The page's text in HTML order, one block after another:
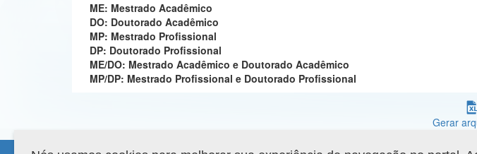
ME: Mestrado Acadêmico
DO: Doutorado Acadêmico
MP: Mestrado Profissional
DP: Doutorado Profissional
ME/DO: Mestrado Acadêmico e Doutorado Acadêmico
MP/DP: Mestrado Profissional e Doutorado Profissional
Gerar